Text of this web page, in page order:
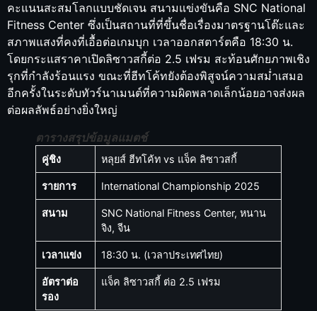
คะแนนสะสมโลกแบบชัดเจน สนามแข่งขันคือ SNC National
Fitness Center ซึ่งเป็นสถานที่ที่ขึ้นชื่อเรื่องมาตรฐานโต๊ะและ
สภาพแสงที่คงที่เอื้อต่อเกมบุก เวลาออกสตาร์ตคือ 18:30 น.
โดยกระแสราคาเปิดลิซาวสกี้ต่อ 2.5 เฟรม สะท้อนศักยภาพเชิง
รุกที่กำลังร้อนแรง ขณะที่ฮีทโค้ทยังต้องพิสูจน์ความสม่ำเสมอ
อีกครั้งในระดับทัวร์นาเมนต์ที่ความผิดพลาดเล็กน้อยอาจส่งผล
ต่อผลลัพธ์อย่างยิ่งใหญ่
ตารางสรุปข้อมูลแมตช์
คู่ชิง หลุยส์ ฮีทโค้ท vs แจ็ค ลิซาวสกี้
รายการ International Championship 2025
สนาม
SNC National Fitness Center, หนาน
จิง, จีน
เวลาแข่ง 18:30 น. (เวลาประเทศไทย)
อัตราต่อ
รอง
แจ็ค ลิซาวสกี้ ต่อ 2.5 เฟรม